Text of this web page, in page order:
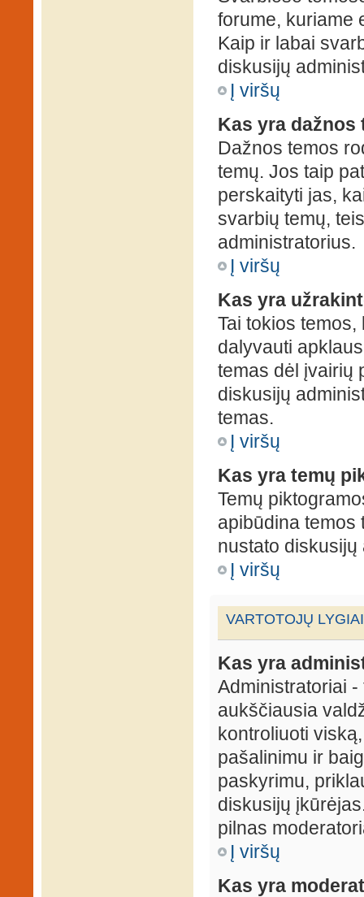
forume, kuriame
Kaip ir labai
diskusijų
Į viršų
Kas yra dažnos
Dažnos temos
temų. Jos taip
perskaityti jas,
svarbių temų,
administratorius.
Į viršų
Kas yra
Tai tokios
dalyvauti
temas dėl įvairių
diskusijų
temas.
Į viršų
Kas yra temų
Temų
apibūdina temos
nustato
Į viršų
VARTOTOJŲ
Kas yra
Administratoriai
aukščiausia
kontroliuoti
pašalinimu ir
paskyrimu,
diskusijų
pilnas
Į viršų
Kas yra